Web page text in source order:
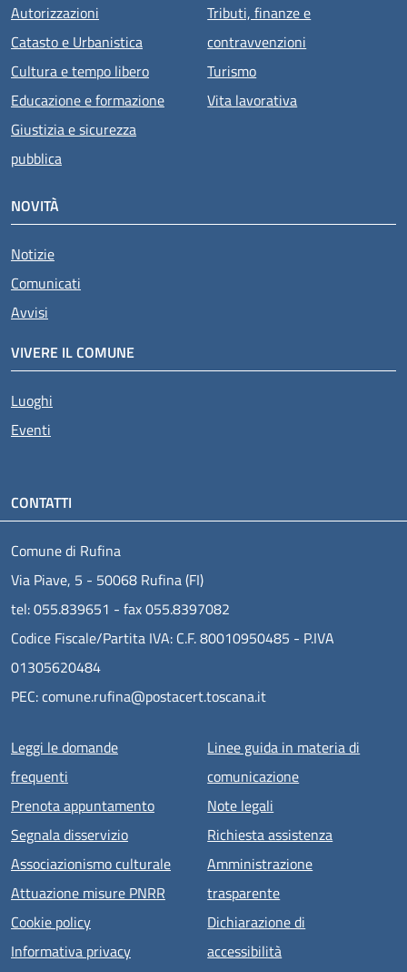
Autorizzazioni
Catasto e Urbanistica
Cultura e tempo libero
Educazione e formazione
Giustizia e sicurezza
pubblica
Tributi, finanze e
contravvenzioni
Turismo
Vita lavorativa
NOVITÀ
Notizie
Comunicati
Avvisi
VIVERE IL COMUNE
Luoghi
Eventi
CONTATTI
Comune di Rufina
Via Piave, 5 - 50068 Rufina (FI)
tel: 055.839651 - fax 055.8397082
Codice Fiscale/Partita IVA: C.F. 80010950485 - P.IVA
01305620484
PEC: comune.rufina@postacert.toscana.it
Menu piè di pagina
Leggi le domande
frequenti
Prenota appuntamento
Segnala disservizio
Associazionismo culturale
Attuazione misure PNRR
Cookie policy
Informativa privacy
Linee guida in materia di
comunicazione
Note legali
Richiesta assistenza
Amministrazione
trasparente
Dichiarazione di
accessibilità